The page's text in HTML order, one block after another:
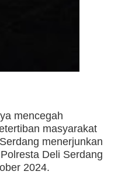
mencegah
masyarakat
menerjunkan
Deli Serdang
2024.